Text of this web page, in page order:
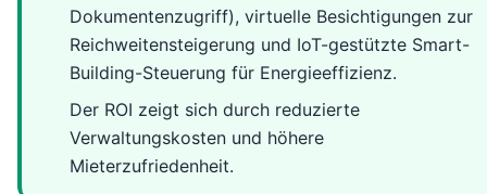
Dokumentenzugriff), virtuelle Besichtigungen zur
Reichweitensteigerung und IoT-gestützte Smart-
Building-Steuerung für Energieeffizienz.
Der ROI zeigt sich durch reduzierte
Verwaltungskosten und höhere
Mieterzufriedenheit.